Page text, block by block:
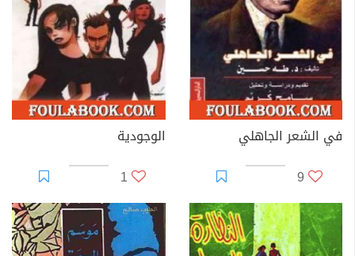
في الشعر الجاهلي
9
الوجودية
1